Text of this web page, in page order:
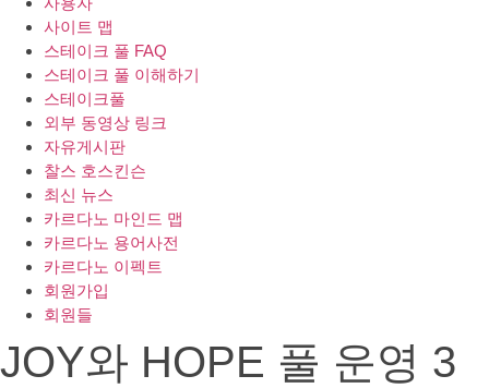
사이트 맵
스테이크 풀 FAQ
스테이크 풀 이해하기
스테이크풀
외부 동영상 링크
자유게시판
찰스 호스킨슨
최신 뉴스
카르다노 마인드 맵
카르다노 용어사전
카르다노 이펙트
회원가입
회원들
JOY와 HOPE 풀 운영 3